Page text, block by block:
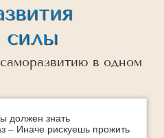
силы
в одном
должен знать
– Иначе рискуешь прожить